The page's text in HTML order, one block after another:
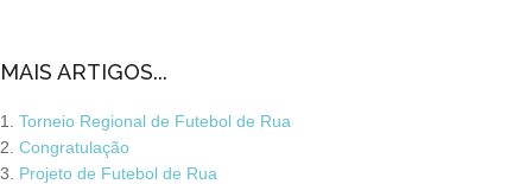
MAIS ARTIGOS...
Torneio Regional de Futebol de Rua
Congratulação
Projeto de Futebol de Rua